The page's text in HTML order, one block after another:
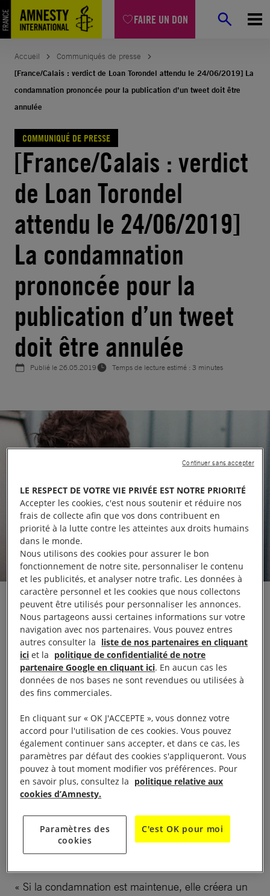
FAIRE UN DON
Aller
au
contenu
Accueil
Communiqués de presse
[France/Calais : verdict de Loan Torondel attendu le 24/06/2019] La
condamnation prononcée pour la publication d’un tweet doit être
annulée
COMMUNIQUÉ DE PRESSE
[France/Calais : verdict
de Loan Torondel
attendu le 24/06/2019]
La condamnation
prononcée pour la
publication d’un tweet
doit être annulée
Publié le26.05.2019 Temps de lecture estimé : 3 minutes
Ce lundi 27 mai se tiendra, à la cour d’appel de
Douai, l’audience d’appel contre la condamnation
de Loan Torondel. Ce défenseur des droits humains
a été condamné le 25 septembre dernier pour avoir
publié en janvier 2018 sur Twitter la photographie
de policiers se tenant au-dessus d’une des
camps informels de Calais.
« Loan Torondel n’a rien fait de mal et sa
condamnation pour diffamation doit être annulée.
Son procès illustre la façon dont les défenseurs des
migrantes sont harcelés et criminalisés », déclare
Katia Roux, chargée de plaidoyer Libertés à
Amnesty International France.
« Si la condamnation est maintenue, elle créera un
LE RESPECT DE VOTRE VIE PRIVÉE EST NOTRE PRIORITÉ
Accepter les cookies, c'est nous soutenir et réduire nos
frais de collecte afin que vos dons contribuent en
priorité à la lutte contre les atteintes aux droits humains
dans le monde.
Nous utilisons des cookies pour assurer le bon
fonctionnement de notre site, personnaliser le contenu
et les publicités, et analyser notre trafic. Les données à
caractère personnel et les cookies que nous collectons
peuvent être utilisés pour personnaliser les annonces.
Nous partageons aussi certaines informations sur votre
navigation avec nos partenaires. Vous pouvez entres
autres consulter la liste de nos partenaires en cliquant
ici et la politique de confidentialité de notre
partenaire Google en cliquant ici. En aucun cas les
données de nos bases ne sont revendues ou utilisées à
des fins commerciales.
En cliquant sur « OK J'ACCEPTE », vous donnez votre
accord pour l'utilisation de ces cookies. Vous pouvez
également continuer sans accepter, et dans ce cas, les
paramètres par défaut des cookies s'appliqueront. Vous
pouvez à tout moment modifier vos préférences. Pour
en savoir plus, consultez la politique relative aux
cookies d’Amnesty.
Paramètres des
cookies
C'est OK pour moi
Continuer sans accepter